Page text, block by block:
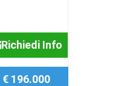
Richiedi Info
€ 196.000